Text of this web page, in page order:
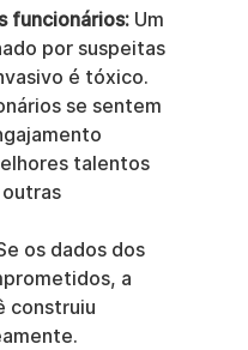
funcionários: Um
por suspeitas
é tóxico.
se sentem
talentos
os dados dos
a
construiu